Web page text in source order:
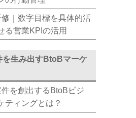
｜数字目標を具体的活
る営業KPIの活用
を生み出すBtoBマーケ
を創出するBtoBビジ
ティングとは？